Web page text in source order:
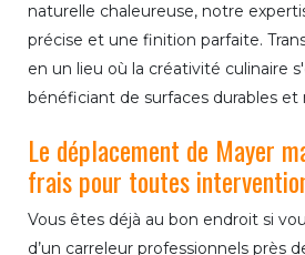
naturelle chaleureuse, notre
précise et une finition parfaite.
en un lieu où la créativité culinaire
bénéficiant de surfaces durables et
Le déplacement de Mayer
frais pour toutes
Vous êtes déjà au bon endroit si
d’un carreleur professionnels près